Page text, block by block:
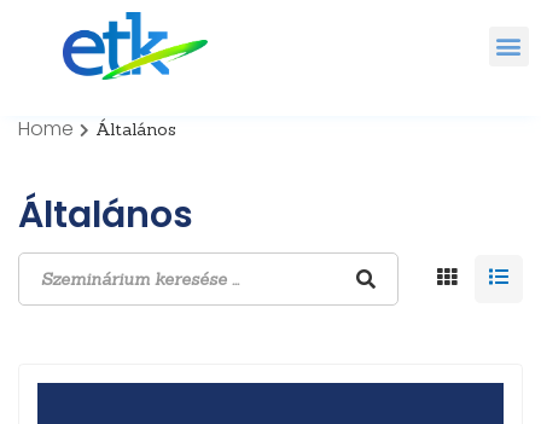
Home Általános
Általános